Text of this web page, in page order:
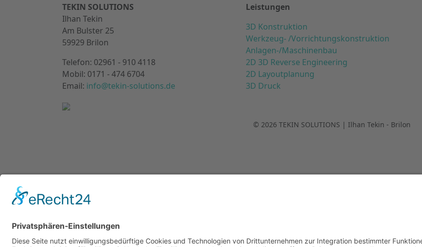
TEKIN SOLUTIONS
Ilhan Tekin
Am Bulster 25
59929 Brilon
Telefon: 02961 - 910 4118
Mobil: 0171 - 474 6704
Email: info@tekin-solutions.de
Leistungen
3D Konstruktion
Werkzeug- /Vorrichtungskonstruktion
Anlagen-/Maschinenbau
2D 3D Reverse Engineering
2D Layoutplanung
3D Druck
© 2026 TEKIN SOLUTIONS | Ilhan Tekin - Brilon